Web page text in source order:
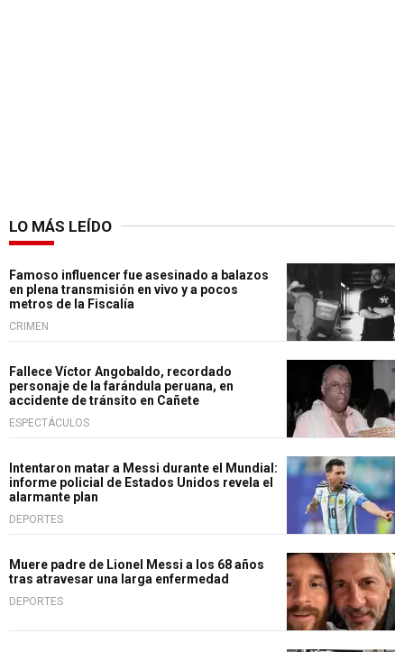
LO MÁS LEÍDO
Famoso influencer fue asesinado a balazos
en plena transmisión en vivo y a pocos
metros de la Fiscalía
CRIMEN
Fallece Víctor Angobaldo, recordado
personaje de la farándula peruana, en
accidente de tránsito en Cañete
ESPECTÁCULOS
Intentaron matar a Messi durante el Mundial:
informe policial de Estados Unidos revela el
alarmante plan
DEPORTES
Muere padre de Lionel Messi a los 68 años
tras atravesar una larga enfermedad
DEPORTES